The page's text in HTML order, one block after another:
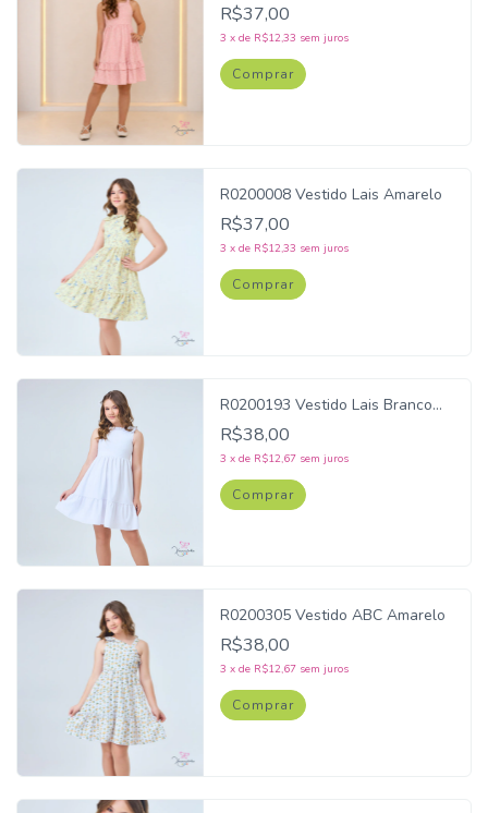
R$37,00
3 x de R$12,33 sem juros
Comprar
R0200008 Vestido Lais Amarelo
R$37,00
3 x de R$12,33 sem juros
Comprar
R0200193 Vestido Lais Branco
Forrado
R$38,00
3 x de R$12,67 sem juros
Comprar
R0200305 Vestido ABC Amarelo
R$38,00
3 x de R$12,67 sem juros
Comprar